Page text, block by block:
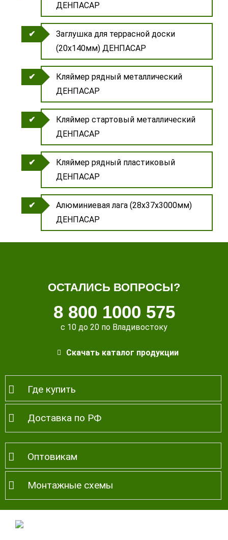
ДЕНПАСАР
Заглушка для террасной доски
(20х140мм) ДЕНПАСАР
Кляймер рядный металлический
ДЕНПАСАР
Кляймер стартовый металлический
ДЕНПАСАР
Кляймер рядный пластиковый
ДЕНПАСАР
Алюминиевая лага (28х37х3000мм)
ДЕНПАСАР
ОСТАЛИСЬ ВОПРОСЫ?
8 800 1000 575
с 10 до 20 по Владивостоку
Скачать каталог продукции
Где купить
Доставка по РФ
Оптовикам
Монтажные схемы